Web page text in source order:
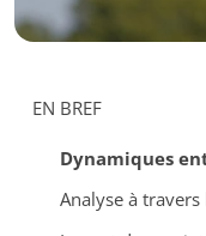
EN BREF
Dynamiques
Analyse à travers